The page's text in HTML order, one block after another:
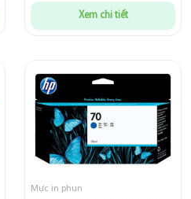
Xem chi tiết
Mực in phun